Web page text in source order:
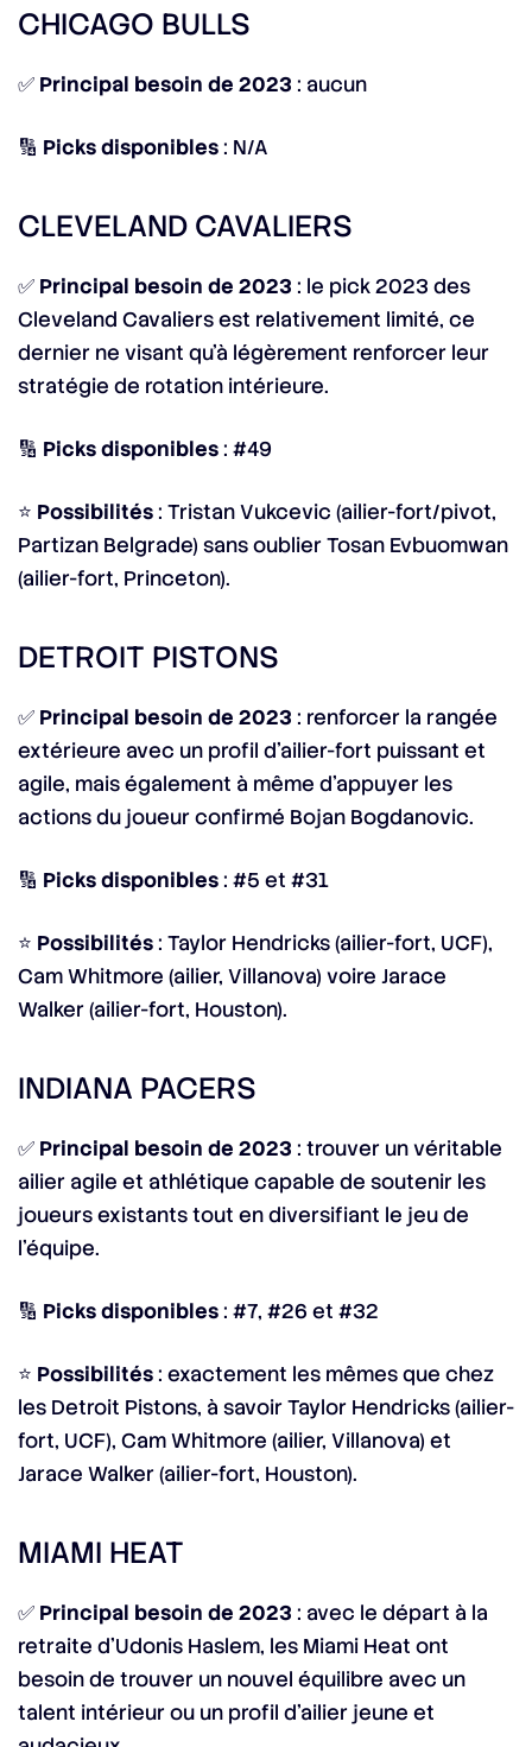
CHICAGO BULLS
✅ Principal besoin de 2023 : aucun
🔢 Picks disponibles: N/A
CLEVELAND CAVALIERS
✅ Principal besoin de 2023 : le pick 2023 des
Cleveland Cavaliers est relativement limité, ce
dernier ne visant qu’à légèrement renforcer leur
stratégie de rotation intérieure.
🔢 Picks disponibles: #49
⭐ Possibilités: Tristan Vukcevic (ailier-fort/pivot,
Partizan Belgrade) sans oublier Tosan Evbuomwan
(ailier-fort, Princeton).
DETROIT PISTONS
✅ Principal besoin de 2023 : renforcer la rangée
extérieure avec un profil d’ailier-fort puissant et
agile, mais également à même d’appuyer les
actions du joueur confirmé Bojan Bogdanovic.
🔢 Picks disponibles: #5 et #31
⭐ Possibilités: Taylor Hendricks (ailier-fort, UCF),
Cam Whitmore (ailier, Villanova) voire Jarace
Walker (ailier-fort, Houston).
INDIANA PACERS
✅ Principal besoin de 2023 : trouver un véritable
ailier agile et athlétique capable de soutenir les
joueurs existants tout en diversifiant le jeu de
l’équipe.
🔢 Picks disponibles: #7, #26 et #32
⭐ Possibilités: exactement les mêmes que chez
les Detroit Pistons, à savoir Taylor Hendricks (ailier-
fort, UCF), Cam Whitmore (ailier, Villanova) et
Jarace Walker (ailier-fort, Houston).
MIAMI HEAT
✅ Principal besoin de 2023 : avec le départ à la
retraite d’Udonis Haslem, les Miami Heat ont
besoin de trouver un nouvel équilibre avec un
talent intérieur ou un profil d’ailier jeune et